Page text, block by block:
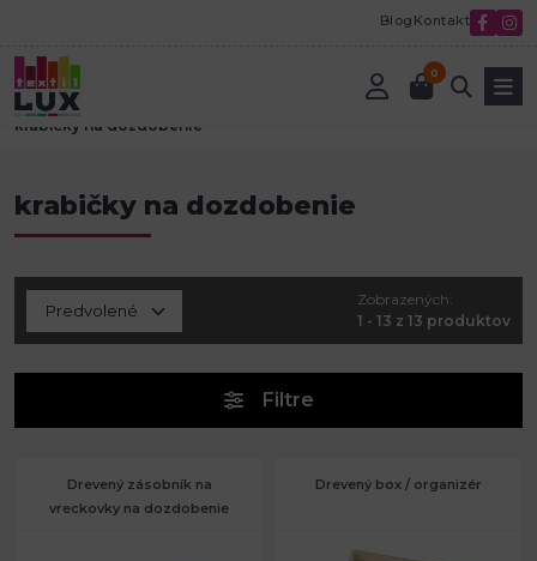
Blog Kontakt
0
Úvod
Polotovary drevené
krabičky na dozdobenie
krabičky na dozdobenie
Zobrazených:
1 - 13 z 13 produktov
Filtre
Drevený zásobník na
vreckovky na dozdobenie
Drevený box / organizér